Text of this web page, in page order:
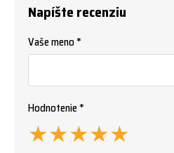
Napíšte recenziu
Vaše meno *
Hodnotenie *
★
★
★
★
★